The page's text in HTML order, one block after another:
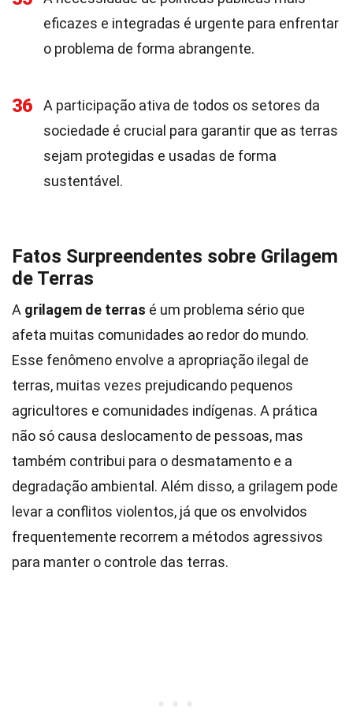
eficazes e integradas é urgente para enfrentar
o problema de forma abrangente.
36
A participação ativa de todos os setores da
sociedade é crucial para garantir que as terras
sejam protegidas e usadas de forma
sustentável.
Fatos Surpreendentes sobre Grilagem
de Terras
A grilagem de terras é um problema sério que
afeta muitas comunidades ao redor do mundo.
Esse fenômeno envolve a apropriação ilegal de
terras, muitas vezes prejudicando pequenos
agricultores e comunidades indígenas. A prática
não só causa deslocamento de pessoas, mas
também contribui para o desmatamento e a
degradação ambiental. Além disso, a grilagem pode
levar a conflitos violentos, já que os envolvidos
frequentemente recorrem a métodos agressivos
para manter o controle das terras.